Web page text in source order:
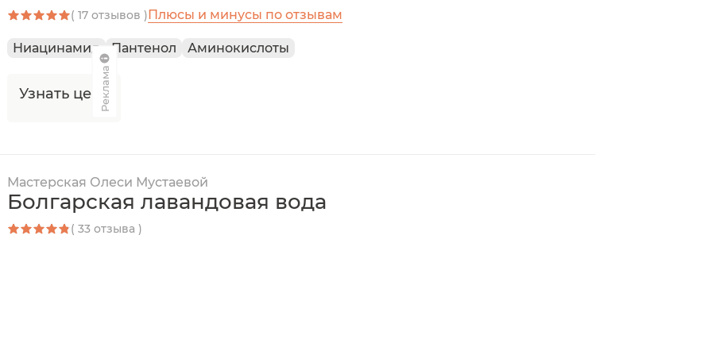
( 17 отзывов )Плюсы и минусы по отзывам
Ниацинамид Пантенол Аминокислоты
Узнать цену
Реклама
Мастерская Олеси Мустаевой
Болгарская лавандовая вода
( 33 отзыва )